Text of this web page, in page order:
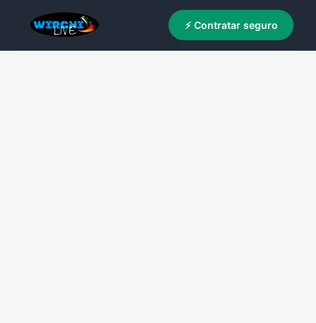
⚡ Contratar seguro